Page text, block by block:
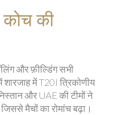
कोच की
और फ़ील्डिंग सभी
में T20I त्रिकोणीय
और UAE की टीमों ने
मैचों का रोमांच बढ़ा।